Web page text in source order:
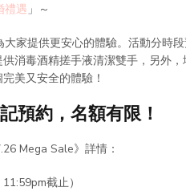
禮遇 」～
家提供更安心的體驗。活動分時
消毒酒精搓手液清潔雙手，另外
美又安全的體驗！
預約，名額有限！
Mega Sale》詳情：
截止）